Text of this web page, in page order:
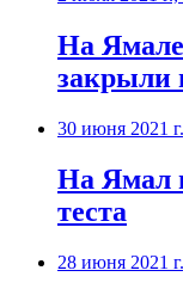
На
закрыли
30 июня 2021
На Ямал
теста
28 июня 2021